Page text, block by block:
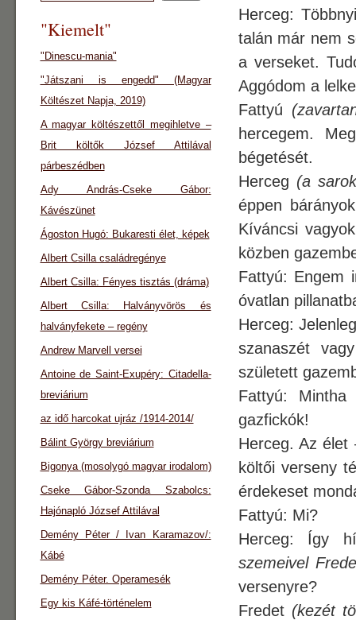
Herceg:
talán már nem
a verseket.
Aggódom a
Fattyú
hercegem.
bégetését.
Herceg (a
éppen
Kíváncsi
közben
Fattyú: Engem
óvatlan
Herceg:
szanaszét
született
Fattyú:
gazfickók!
Herceg. Az
költői verseny
érdekeset
Fattyú: Mi?
Herceg: Így
szemeivel
versenyre?
Fredet (kezét
"Kiemelt"
"Dinescu-mania"
"Játszani is engedd" (Magyar
Költészet Napja, 2019)
A magyar költészettől megihletve –
Brit költők József Attilával
párbeszédben
Ady András-Cseke Gábor:
Kávészünet
Ágoston Hugó: Bukaresti élet, képek
Albert Csilla családregénye
Albert Csilla: Fényes tisztás (dráma)
Albert Csilla: Halványvörös és
halványfekete – regény
Andrew Marvell versei
Antoine de Saint-Exupéry: Citadella-
breviárium
az idő harcokat ujráz /1914-2014/
Bálint György breviárium
Bigonya (mosolygó magyar irodalom)
Cseke Gábor-Szonda Szabolcs:
Hajónapló József Attilával
Demény Péter / Ivan Karamazov/:
Kábé
Demény Péter. Operamesék
Egy kis Káfé-történelem